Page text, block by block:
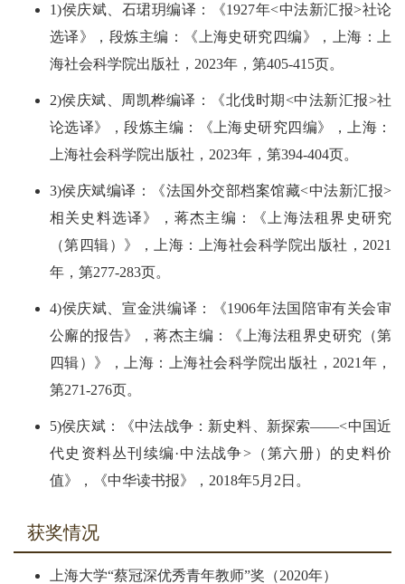
1)侯庆斌、石珺玥编译：《1927年<中法新汇报>社论
选译》，段炼主编：《上海史研究四编》，上海：上
海社会科学院出版社，2023年，第405-415页。
2)侯庆斌、周凯桦编译：《北伐时期<中法新汇报>社
论选译》，段炼主编：《上海史研究四编》，上海：
上海社会科学院出版社，2023年，第394-404页。
3)侯庆斌编译：《法国外交部档案馆藏<中法新汇报>
相关史料选译》，蒋杰主编：《上海法租界史研究
（第四辑）》，上海：上海社会科学院出版社，2021
年，第277-283页。
4)侯庆斌、宣金洪编译：《1906年法国陪审有关会审
公廨的报告》，蒋杰主编：《上海法租界史研究（第
四辑）》，上海：上海社会科学院出版社，2021年，
第271-276页。
5)侯庆斌：《中法战争：新史料、新探索——<中国近
代史资料丛刊续编·中法战争>（第六册）的史料价
值》，《中华读书报》，2018年5月2日。
获奖情况
上海大学“蔡冠深优秀青年教师”奖（2020年）